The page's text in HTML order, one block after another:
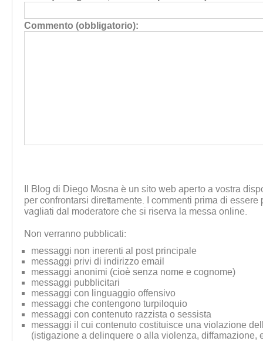
Commento (obbligatorio):
Il Blog di Diego Mosna è un sito web aperto a vostra
per confrontarsi direttamente. I commenti prima di essere
vagliati dal moderatore che si riserva la messa online.
Non verranno pubblicati:
messaggi non inerenti al post principale
messaggi privi di indirizzo email
messaggi anonimi (cioè senza nome e cognome)
messaggi pubblicitari
messaggi con linguaggio offensivo
messaggi che contengono turpiloquio
messaggi con contenuto razzista o sessista
messaggi il cui contenuto costituisce una violazione
(istigazione a delinquere o alla violenza, diffamazione,